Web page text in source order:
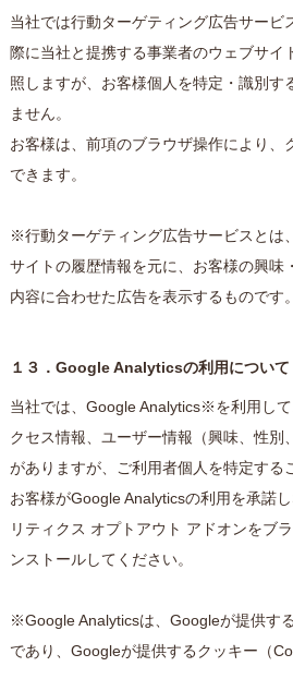
当社では行動ターゲティング広告サー
際に当社と提携する事業者のウェブサイ
照しますが、お客様個人を特定・識別す
ません。
お客様は、前項のブラウザ操作により、
できます。
※行動ターゲティング広告サービスとは
サイトの履歴情報を元に、お客様の興味
内容に合わせた広告を表示するものです。
１３．Google Analyticsの利用について
当社では、Google Analytics※を利用し
クセス情報、ユーザー情報（興味、性別
がありますが、ご利用者個人を特定する
お客様がGoogle Analyticsの利用を承諾
リティクス オプトアウト アドオンをブ
ンストールしてください。
※Google Analyticsは、Googleが提供す
であり、Googleが提供するクッキー（